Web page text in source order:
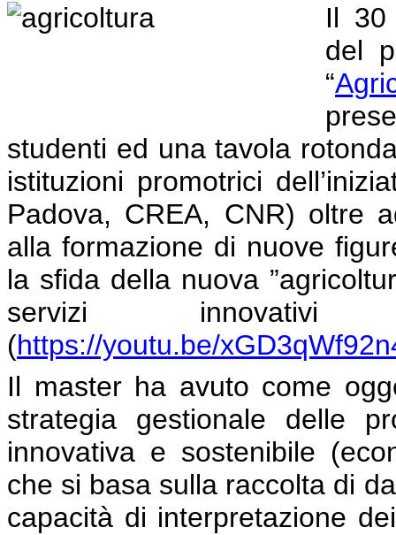
Il 30
del
“
studenti ed una tavola
istituzioni promotrici
Padova, CREA, CNR) oltre
alla formazione di nuove
la sfida della nuova
servizi
(https://youtu.be/
Il master ha avuto come
strategia gestionale delle
innovativa e sostenibile
che si basa sulla raccolta di
capacità di interpretazione